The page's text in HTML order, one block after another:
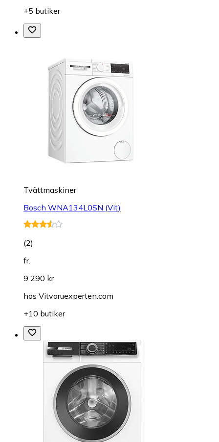
+5 butiker
Tvättmaskiner
Bosch WNA134L0SN (Vit)
(2)
fr.
9 290 kr
hos Vitvaruexperten.com
+10 butiker